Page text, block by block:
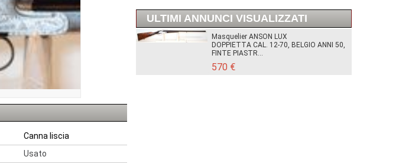
Canna liscia
Usato
ULTIMI ANNUNCI VISUALIZZATI
Masquelier ANSON LUX
DOPPIETTA CAL. 12-70, BELGIO ANNI 50,
FINTE PIASTR...
570 €